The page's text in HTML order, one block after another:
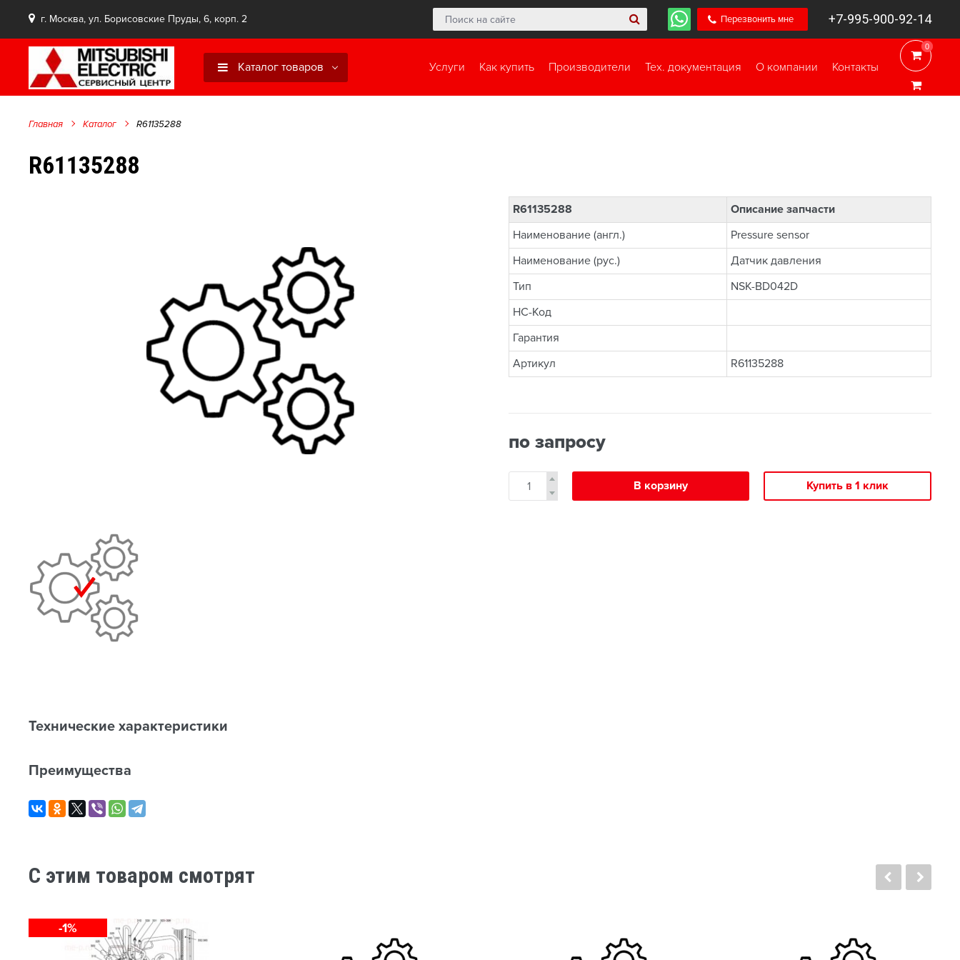
г. Москва, ул. Борисовские Пруды, 6, корп. 2 Перезвонить мне +7-995-900-92-14
0
0
Услуги Как купить Производители Тех. документация О компании Контакты
Каталог товаров
Главная Каталог R61135288
R61135288
R61135288
Описание запчасти
Наименование (англ.)
Pressure sensor
Наименование (рус.)
Датчик давления
Тип
NSK-BD042D
НС-Код
Гарантия
Артикул
R61135288
по запросу
В корзину Купить в 1 клик
Технические характеристики
Преимущества
C этим товаром смотрят
-1%